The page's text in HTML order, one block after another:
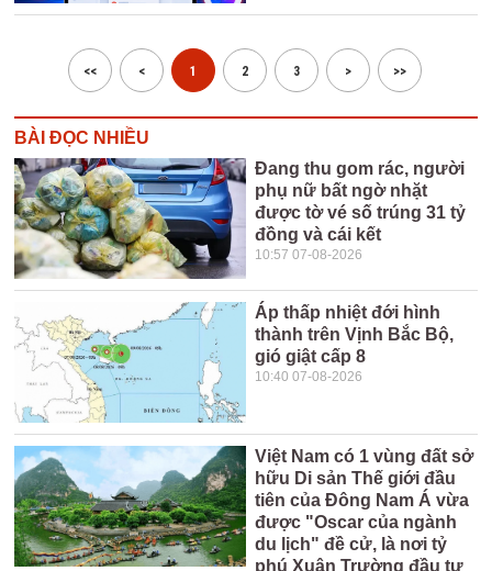
<< < 1 2 3 > >>
BÀI ĐỌC NHIỀU
Đang thu gom rác, người
phụ nữ bất ngờ nhặt
được tờ vé số trúng 31 tỷ
đồng và cái kết
10:57 07-08-2026
Áp thấp nhiệt đới hình
thành trên Vịnh Bắc Bộ,
gió giật cấp 8
10:40 07-08-2026
Việt Nam có 1 vùng đất sở
hữu Di sản Thế giới đầu
tiên của Đông Nam Á vừa
được "Oscar của ngành
du lịch" đề cử, là nơi tỷ
phú Xuân Trường đầu tư